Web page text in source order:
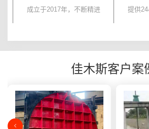
成立于2017年，不断精进
提供
佳木斯客户案